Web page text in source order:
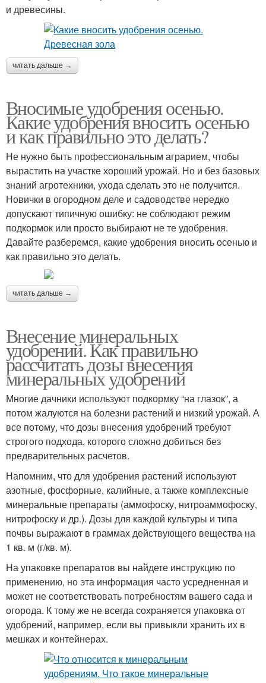
и древесины.
читать дальше →
Вносимые удобрения осенью.
Какие удобрения вносить осенью
и как правильно это делать?
Не нужно быть профессиональным аграрием, чтобы
вырастить на участке хороший урожай. Но и без базовых
знаний агротехники, ухода сделать это не получится.
Новички в огородном деле и садоводстве нередко
допускают типичную ошибку: не соблюдают режим
подкормок или просто выбирают не те удобрения.
Давайте разберемся, какие удобрения вносить осенью и
как правильно это делать.
читать дальше →
Внесение минеральных
удобрений. Как правильно
рассчитать дозы внесения
минеральных удобрений
Многие дачники используют подкормку “на глазок”, а
потом жалуются на болезни растений и низкий урожай. А
все потому, что дозы внесения удобрений требуют
строгого подхода, которого сложно добиться без
предварительных расчетов.
Напомним, что для удобрения растений используют
азотные, фосфорные, калийные, а также комплексные
минеральные препараты (аммофоску, нитроаммофоску,
нитрофоску и др.). Дозы для каждой культуры и типа
почвы выражают в граммах действующего вещества на
1 кв. м (г/кв. м).
На упаковке препаратов вы найдете инструкцию по
применению, но эта информация часто усредненная и
может не соответствовать потребностям вашего сада и
огорода. К тому же не всегда сохраняется упаковка от
удобрений, например, если вы привыкли хранить их в
мешках и контейнерах.